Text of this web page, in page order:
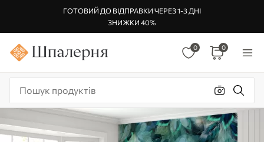
ГОТОВИЙ ДО ВІДПРАВКИ ЧЕРЕЗ 1-3 ДНІ
ЗНИЖКИ 40%
0 0